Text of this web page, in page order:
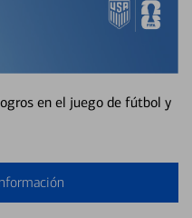
en el juego de fútbol y